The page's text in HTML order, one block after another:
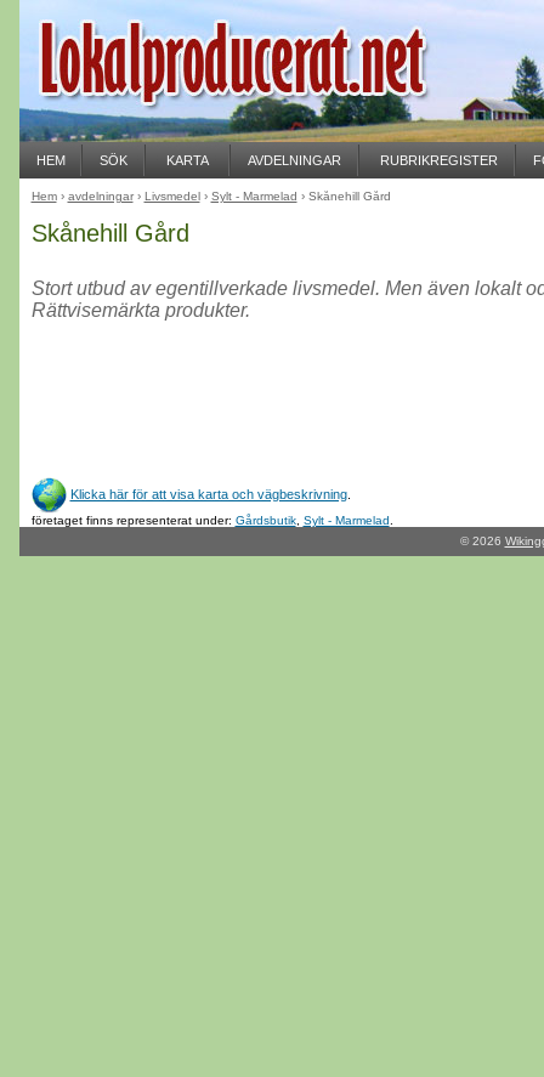
Skånehill Gård
Stort utbud av egentillverkade livsmedel. Men även lokalt
Rättvisemärkta produkter.
Klicka här för att visa karta och vägbeskrivning.
företaget finns representerat under: Gårdsbutik, Sylt - Marmelad
Hem› avdelningar› Livsmedel› Sylt - Marmelad › Skånehill Gård
© 2026
HEM SÖK KARTA AVDELNINGAR RUBRIKREGISTER